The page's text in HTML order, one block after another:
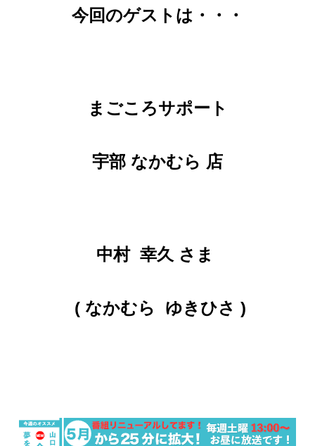
今回のゲストは・・・
まごころサポート
宇部 なかむら 店
中村 幸久 さま
( なかむら ゆきひさ )